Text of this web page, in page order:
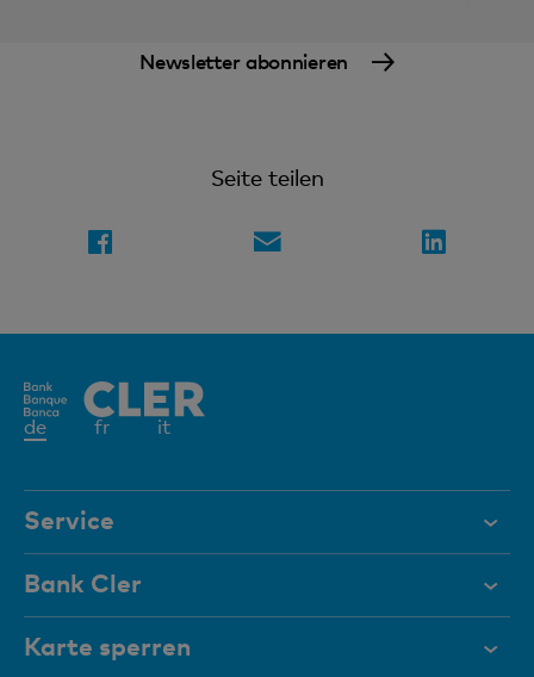
Newsletter abonnieren
Seite teilen
deAktives
fr it
Service
Hilfe & Kontakt
Dokumente
Magazin
Bank Cler
Über uns
Karte sperren